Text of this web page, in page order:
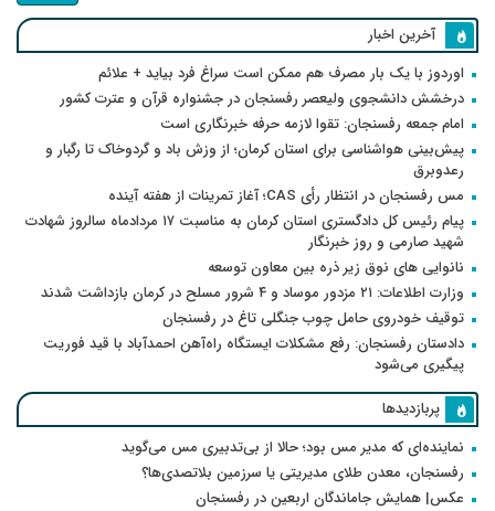
آخرین اخبار
اوردوز با یک بار مصرف هم ممکن است سراغ فرد بیاید + علائم
درخشش دانشجوی ولیعصر رفسنجان در جشنواره قرآن و عترت کشور
امام جمعه رفسنجان: تقوا لازمه حرفه خبرنگاری است
پیش‌بینی هواشناسی برای استان کرمان؛ از وزش باد و گردوخاک تا رگبار و
رعدوبرق
مس رفسنجان در انتظار رأی CAS؛ آغاز تمرینات از هفته آینده
پیام رئیس کل دادگستری استان کرمان به مناسبت ۱۷ مردادماه سالروز شهادت
شهید صارمی و روز خبرنگار
نانوایی های نوق زیر ذره بین معاون توسعه
وزارت اطلاعات: ۲۱ مزدور موساد و ۴ شرور مسلح در کرمان بازداشت شدند
توقیف خودروی حامل چوب جنگلی تاغ در رفسنجان
دادستان رفسنجان: رفع مشکلات ایستگاه راه‌آهن احمدآباد با قید فوریت
پیگیری می‌شود
پربازدیدها
نماینده‌ای که مدیر مس بود؛ حالا از بی‌تدبیری مس می‌گوید
رفسنجان، معدن طلای مدیریتی یا سرزمین بلاتصدی‌ها؟
عکس| همایش جاماندگان اربعین در رفسنجان